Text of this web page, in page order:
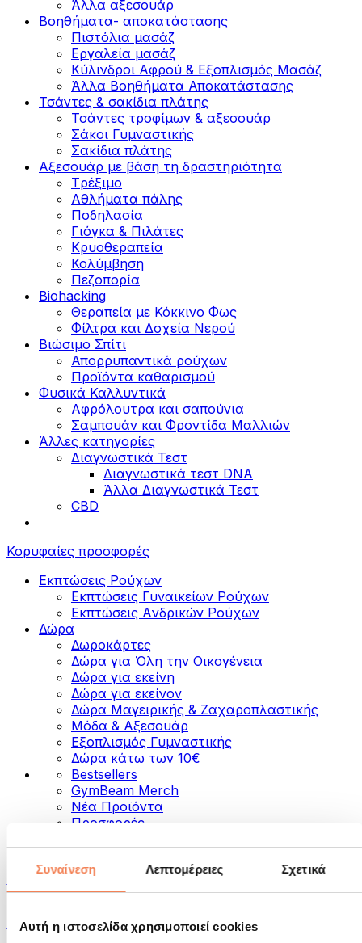
Συναίνεση Λεπτομέρειες Σχετικά
Αυτή η ιστοσελίδα χρησιμοποιεί cookies
Άλλα αξεσουάρ
Βοηθήματα- αποκατάστασης
Πιστόλια μασάζ
Εργαλεία μασάζ
Κύλινδροι Αφρού & Εξοπλισμός Μασάζ
Άλλα Βοηθήματα Αποκατάστασης
Τσάντες & σακίδια πλάτης
Τσάντες τροφίμων & αξεσουάρ
Σάκοι Γυμναστικής
Σακίδια πλάτης
Αξεσουάρ με βάση τη δραστηριότητα
Tρέξιμο
Αθλήματα πάλης
Ποδηλασία
Γιόγκα & Πιλάτες
Κρυοθεραπεία
Κολύμβηση
Πεζοπορία
Biohacking
Θεραπεία με Κόκκινο Φως
Φίλτρα και Δοχεία Νερού
Βιώσιμο Σπίτι
Απορρυπαντικά ρούχων
Προϊόντα καθαρισμού
Φυσικά Καλλυντικά
Αφρόλουτρα και σαπούνια
Σαμπουάν και Φροντίδα Μαλλιών
Άλλες κατηγορίες
Διαγνωστικά Τεστ
Διαγνωστικά τεστ DNA
Άλλα Διαγνωστικά Τεστ
CBD
Κορυφαίες προσφορές
Εκπτώσεις Ρούχων
Εκπτώσεις Γυναικείων Ρούχων
Εκπτώσεις Aνδρικών Ρούχων
Δώρα
Δωροκάρτες
Δώρα για Όλη την Οικογένεια
Δώρα για εκείνη
Δώρα για εκείνον
Δώρα Μαγειρικής & Ζαχαροπλαστικής
Μόδα & Αξεσουάρ
Εξοπλισμός Γυμναστικής
Δώρα κάτω των 10€
Bestsellers
GymBeam Merch
Νέα Προϊόντα
Προσφορές
Κατηγορίες
Τρόφιμα
Ξηροί Καρποί